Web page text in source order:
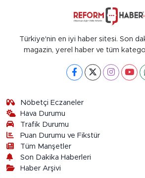
Türkiye'nin en iyi haber sitesi. Son
magazin, yerel haber ve tüm
Nöbetçi Eczaneler
Hava Durumu
Trafik Durumu
Puan Durumu ve Fikstür
Tüm Manşetler
Son Dakika Haberleri
Haber Arşivi